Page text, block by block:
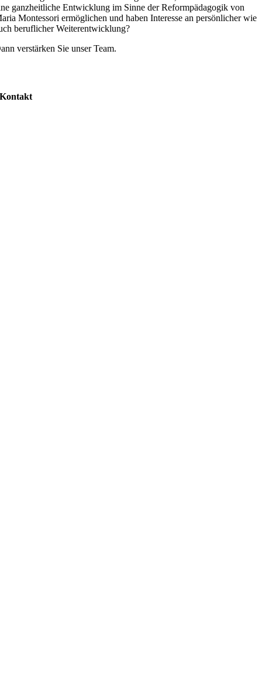
ganzheitliche Entwicklung im Sinne der Reformpädagogik von
Montessori ermöglichen und haben Interesse an persönlicher wie
beruflicher Weiterentwicklung?
verstärken Sie unser Team.
Kontakt